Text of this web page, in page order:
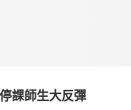
課師生大反彈